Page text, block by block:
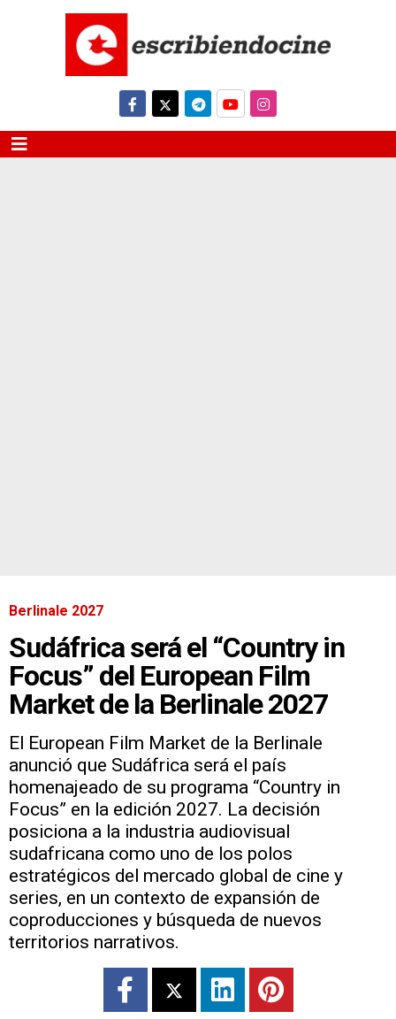
Berlinale 2027
Sudáfrica será el “Country in
Focus” del European Film
Market de la Berlinale 2027
El European Film Market de la Berlinale
anunció que Sudáfrica será el país
homenajeado de su programa “Country in
Focus” en la edición 2027. La decisión
posiciona a la industria audiovisual
sudafricana como uno de los polos
estratégicos del mercado global de cine y
series, en un contexto de expansión de
coproducciones y búsqueda de nuevos
territorios narrativos.